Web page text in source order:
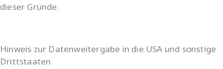
dieser Gründe.
Hinweis zur Datenweitergabe in die USA und sonstige
Drittstaaten